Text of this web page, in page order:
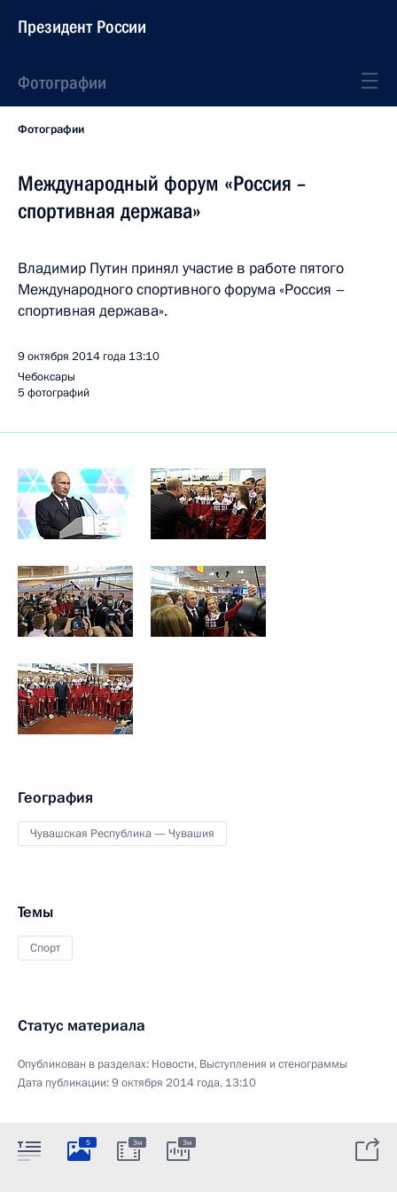
Президент России
Фотографии
Фотографии
Международный форум «Россия –
спортивная держава»
Владимир Путин принял участие в работе пятого
Международного спортивного форума «Россия –
спортивная держава».
9 октября 2014 года 13:10
Чебоксары
5 фотографий
География
Чувашская Республика — Чувашия
Темы
Спорт
Статус материала
Опубликован в разделах: Новости, Выступления и стенограммы
Дата публикации:9 октября 2014 года, 13:10
5 3м 3м